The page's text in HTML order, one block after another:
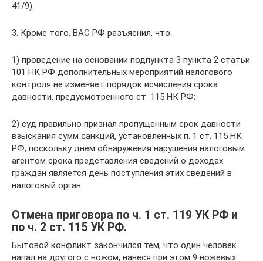
41/9).
3. Кроме того, ВАС РФ разъяснил, что:
1) проведение на основании подпункта 3 пункта 2 статьи
101 НК РФ дополнительных мероприятий налогового
контроля не изменяет порядок исчисления срока
давности, предусмотренного ст. 115 НК РФ;
2) суд правильно признал пропущенным срок давности
взыскания сумм санкций, установленных п. 1 ст. 115 НК
РФ, поскольку днем обнаружения нарушения налоговым
агентом срока представления сведений о доходах
граждан является день поступления этих сведений в
налоговый орган.
Отмена приговора по ч. 1 ст. 119 УК РФ и
по ч. 2 ст. 115 УК РФ.
Бытовой конфликт закончился тем, что один человек
напал на другого с ножом, нанеся при этом 9 ножевых